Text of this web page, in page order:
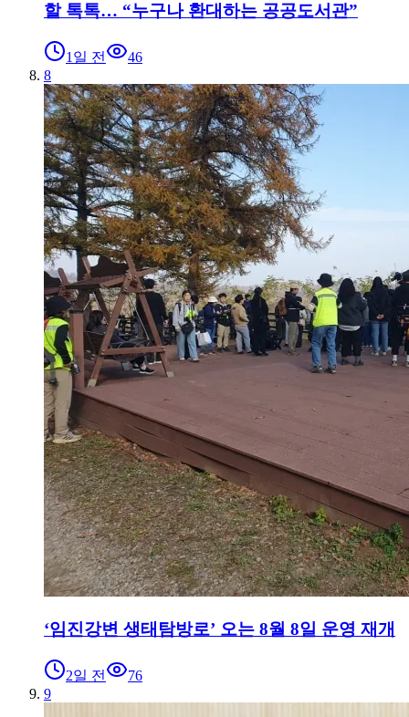
할 톡톡… “누구나 환대하는 공공도서관”
1일 전
46
8
‘임진강변 생태탐방로’ 오는 8월 8일 운영 재개
2일 전
76
9